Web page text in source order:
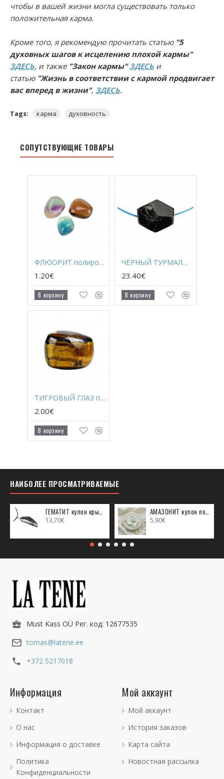
чтобы в вашей жизни могла существовать только
положительная карма.
Кроме того, я рекомендую прочитать статью "5
духовных шагов к исцелению плохой кармы"
ЗДЕСЬ, и также "Закон кармы" ЗДЕСЬ и
статью "Жизнь в соответствии с кармой продвигает
вас вперед в жизни", ЗДЕСЬ.
Tags: карма духовность
СОПУТСТВУЮЩИЕ ТОВАРЫ
ФЛЮОРИТ полированный
1.20€
В корзину
ЧЁРНЫЙ ТУРМАЛИН граненый с дыркой
23.40€
В корзину
ТИГРОВЫЙ ГЛАЗ полированный
2.00€
В корзину
НАИБОЛЕЕ ПРОСМАТРИВАЕМЫЕ
13,70€ 5,90€
Must Kass OÜ Рег. код: 12677535
tomas@latene.ee
+372 5217018
Информация
Контакт
О нас
Информация о доставке
Политика
Конфиденциальности
Мой аккаунт
Мой аккаунт
История заказов
Карта сайта
Новостная рассылка